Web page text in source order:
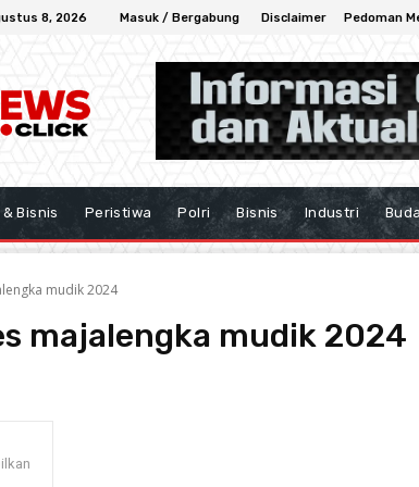
8, 2026 Masuk / Bergabung Disclaimer Pedoman
Bisnis Peristiwa Polri Bisnis Industri
mudik 2024
majalengka mudik 2024